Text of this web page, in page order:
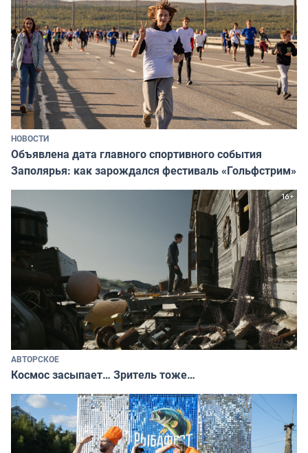
НОВОСТИ
Объявлена дата главного спортивного события
Заполярья: как зарождался фестиваль «Гольфстрим»
АВТОРСКОЕ
Космос засыпает… Зритель тоже…